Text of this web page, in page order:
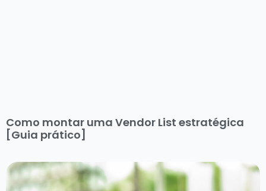
Como montar uma Vendor List estratégica
[Guia prático]